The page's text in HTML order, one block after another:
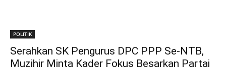
POLITIK
Serahkan SK Pengurus DPC PPP Se-NTB,
Muzihir Minta Kader Fokus Besarkan Partai